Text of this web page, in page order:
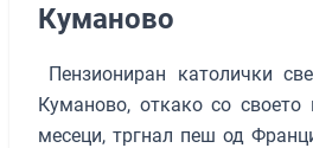
Куманово
Пензиониран католички
Куманово, откако со своето
месеци, тргнал пеш од